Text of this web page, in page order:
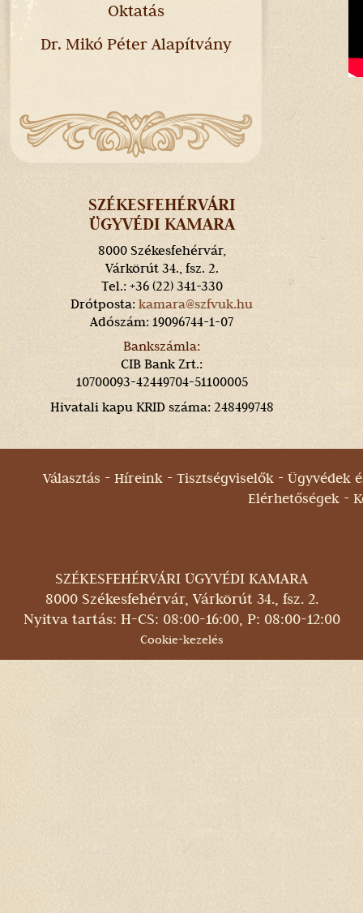
Oktatás
Dr. Mikó Péter Alapítvány
SZÉKESFEHÉRVÁRI
ÜGYVÉDI KAMARA
8000 Székesfehérvár,
Várkörút 34., fsz. 2.
Tel.: +36 (22) 341-330
Drótposta:kamara@szfvuk.hu
Adószám: 19096744-1-07
Bankszámla:
CIB Bank Zrt.:
10700093-42449704-51100005
Hivatali kapu KRID száma: 248499748
Választás Híreink Tisztségviselők
Ügyvédek
Elérhetőségek
SZÉKESFEHÉRVÁRI ÜGYVÉDI KAMARA
8000 Székesfehérvár, Várkörút 34., fsz. 2.
Nyitva tartás: H-CS: 08:00-16:00, P: 08:00-12:00
Cookie-kezelés